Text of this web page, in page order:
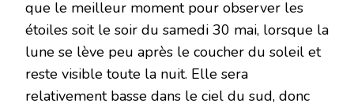
que le meilleur moment pour observer les
étoiles soit le soir du samedi 30 mai, lorsque la
lune se lève peu après le coucher du soleil et
reste visible toute la nuit. Elle sera
relativement basse dans le ciel du sud, donc